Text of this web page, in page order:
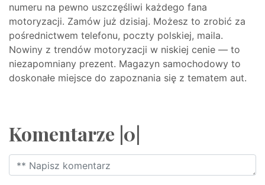
numeru na pewno uszczęśliwi każdego fana
motoryzacji. Zamów już dzisiaj. Możesz to zrobić za
pośrednictwem telefonu, poczty polskiej, maila.
Nowiny z trendów motoryzacji w niskiej cenie — to
niezapomniany prezent. Magazyn samochodowy to
doskonałe miejsce do zapoznania się z tematem aut.
Komentarze |0|